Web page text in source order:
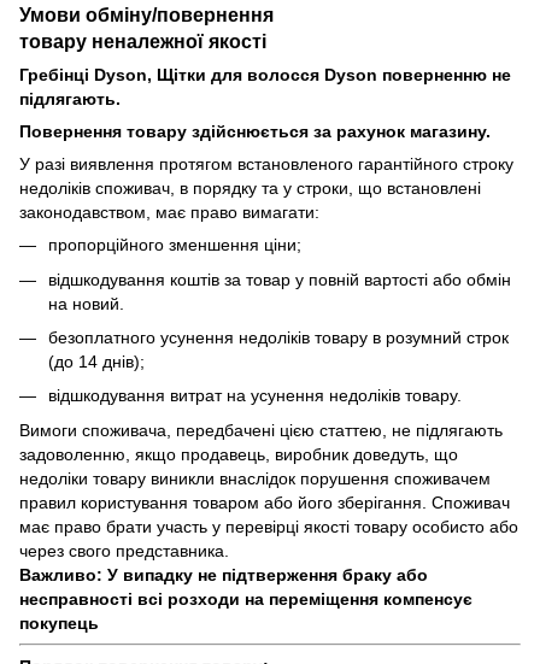
Умови обміну/повернення
товару неналежної якості
Гребінці Dyson, Щітки для волосся Dyson поверненню не
підлягають.
Повернення товару здійснюється за рахунок магазину.
У разі виявлення протягом встановленого гарантійного строку
недоліків споживач, в порядку та у строки, що встановлені
законодавством, має право вимагати:
пропорційного зменшення ціни;
відшкодування коштів за товар у повній вартості або обмін
на новий.
безоплатного усунення недоліків товару в розумний строк
(до 14 днів);
відшкодування витрат на усунення недоліків товару.
Вимоги споживача, передбачені цією статтею, не підлягають
задоволенню, якщо продавець, виробник доведуть, що
недоліки товару виникли внаслідок порушення споживачем
правил користування товаром або його зберігання. Споживач
має право брати участь у перевірці якості товару особисто або
через свого представника.
Важливо: У випадку не підтверження браку або
несправності всі розходи на переміщення компенсує
покупець